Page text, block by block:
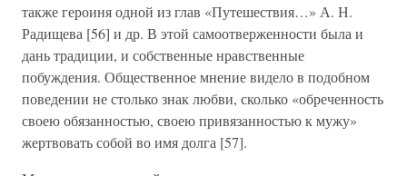
также героиня одной из глав «Путешествия…» А. Н.
Радищева [56] и др. В этой самоотверженности была и
дань традиции, и собственные нравственные
побуждения. Общественное мнение видело в подобном
поведении не столько знак любви, сколько «обреченность
своею обязанностью, своею привязанностью к мужу»
жертвовать собой во имя долга [57].